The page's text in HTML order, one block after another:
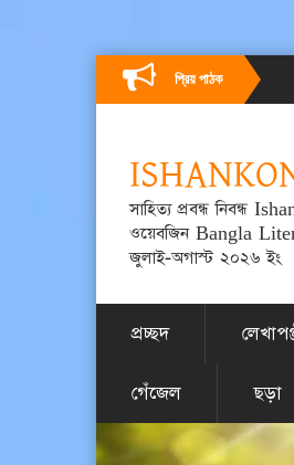
প্রিয় পাঠক
সাহিত্য প্রবন্ধ নিবন্ধ
ওয়েবজিন Bangla
জুলাই-অগাস্ট ২০২৬ ইং
প্রচ্ছদ
গেঁজেল ছড়া